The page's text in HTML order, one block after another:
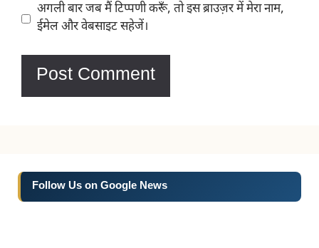
Website
अगली बार जब मैं टिप्पणी करूँ, तो इस ब्राउज़र में मेरा नाम,
ईमेल और वेबसाइट सहेजें।
Follow Us on Google News